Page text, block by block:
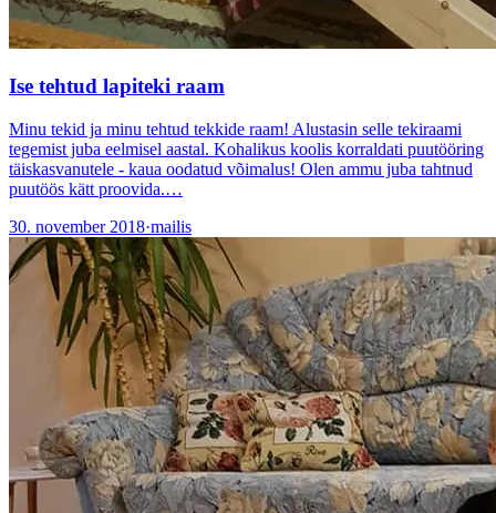
Ise tehtud lapiteki raam
Minu tekid ja minu tehtud tekkide raam! Alustasin selle tekiraami
tegemist juba eelmisel aastal. Kohalikus koolis korraldati puutööring
täiskasvanutele - kaua oodatud võimalus! Olen ammu juba tahtnud
puutöös kätt proovida.…
30. november 2018·mailis